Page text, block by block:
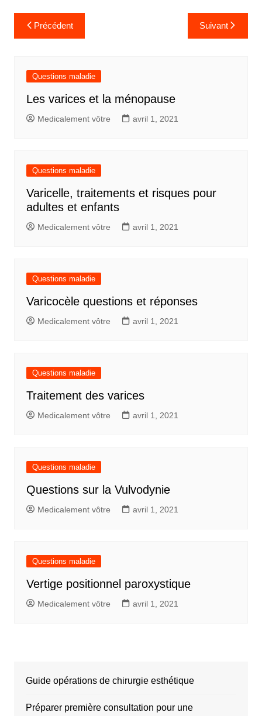
Navigation
de
Précédent Suivant
Questions maladie
Les varices et la ménopause
Medicalement vôtre avril 1, 2021
Questions maladie
Varicelle, traitements et risques pour
adultes et enfants
Medicalement vôtre avril 1, 2021
Questions maladie
Varicocèle questions et réponses
Medicalement vôtre avril 1, 2021
Questions maladie
Traitement des varices
Medicalement vôtre avril 1, 2021
Questions maladie
Questions sur la Vulvodynie
Medicalement vôtre avril 1, 2021
Questions maladie
Vertige positionnel paroxystique
Medicalement vôtre avril 1, 2021
Guide opérations de chirurgie esthétique
Préparer première consultation pour une